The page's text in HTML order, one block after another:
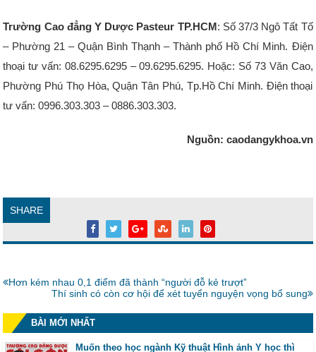
Trường Cao đẳng Y Dược Pasteur TP.HCM: Số 37/3 Ngô Tất Tố
– Phường 21 – Quận Bình Thạnh – Thành phố Hồ Chí Minh. Điện
thoại tư vấn: 08.6295.6295 – 09.6295.6295. Hoặc: Số 73 Văn Cao,
Phường Phú Thọ Hòa, Quận Tân Phú, Tp.Hồ Chí Minh. Điện thoại
tư vấn: 0996.303.303 – 0886.303.303.
Nguồn: caodangykhoa.vn
SHARE
Bài
Hơn kém nhau 0,1 điểm đã thành “người đỗ kẻ trượt”
Bài
Thí sinh có còn cơ hội để xét tuyển nguyện vọng bổ sung
BÀI MỚI NHẤT
Muốn theo học ngành Kỹ thuật Hình ảnh Y học thì